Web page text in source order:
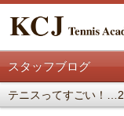
スタッフブログ
テニスってすごい！…2